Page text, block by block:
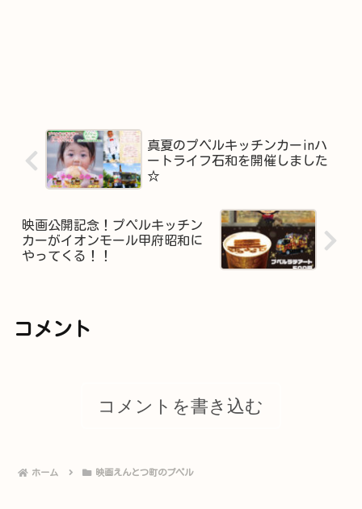
真夏のプペルキッチンカーinハ
ートライフ石和を開催しました
☆
映画公開記念！プペルキッチン
カーがイオンモール甲府昭和に
やってくる！！
コメント
コメントを書き込む
ホーム 映画えんとつ町のプペル